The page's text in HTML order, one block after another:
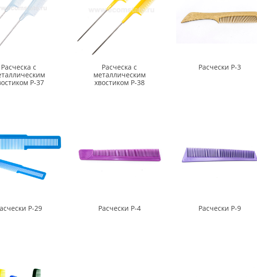
Расческа с
Р-37
Расческа с
металлическим
хвостиком Р-38
Расчески Р-3
Р-29 Расчески Р-4 Расчески Р-9